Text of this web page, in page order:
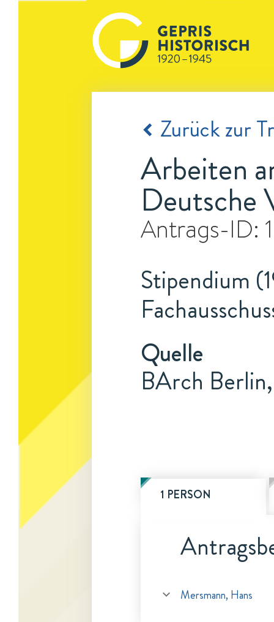
Zurück zur
Arbeiten
Deutsche
Antrags-ID:
Stipendium
Quelle
BArch
1 PERSON
Mersmann, Hans